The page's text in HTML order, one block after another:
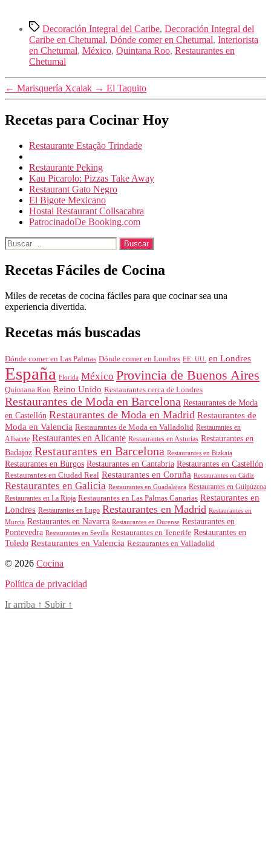
Etiquetas
Decoración Integral del Caribe, Decoración Integral del
Caribe en Chetumal, Dónde comer en Chetumal, Interiorista
en Chetumal, México, Quintana Roo, Restaurantes en
Chetumal
← Marisquería Xcalak → El Taquito
Recetas para Cocinar Hoy
Restaurante Estação Trindade
Restaurante Peking
Kau Picarolo: Pizzas Take Away
Restaurant Gato Negro
El Bigote Mexicano
Hostal Restaurant Collsacabra
PatrocinadoDe Booking.com
Buscar:
Recetas Fáciles de Cocina
Miles de recetas de cocina fáciles para que cocinar sea una
experiencia divertida.
Recetas más buscadas
Dónde comer en Las Palmas Dónde comer en Londres EE. UU. en Londres
España Florida México Provincia de Buenos Aires
Quintana Roo Reino Unido Restaurantes cerca de Londres
Restaurantes de Moda en Barcelona Restaurantes de Moda
en Castellón Restaurantes de Moda en Madrid Restaurantes de
Moda en Valencia Restaurantes de Moda en Valladolid Restaurantes en
Albacete Restaurantes en Alicante Restaurantes en Asturias Restaurantes en
Badajoz Restaurantes en Barcelona Restaurantes en Bizkaia
Restaurantes en Burgos Restaurantes en Cantabria Restaurantes en Castellón
Restaurantes en Ciudad Real Restaurantes en Coruña Restaurantes en Cádiz
Restaurantes en Galicia Restaurantes en Guadalajara Restaurantes en Guipúzcoa
Restaurantes en La Rioja Restaurantes en Las Palmas Canarias Restaurantes en
Londres Restaurantes en Lugo Restaurantes en Madrid Restaurantes en
Murcia Restaurantes en Navarra Restaurantes en Ourense Restaurantes en
Pontevedra Restaurantes en Sevilla Restaurantes en Tenerife Restaurantes en
Toledo Restaurantes en Valencia Restaurantes en Valladolid
© 2026 Cocina
Política de privacidad
Ir arriba ↑ Subir ↑